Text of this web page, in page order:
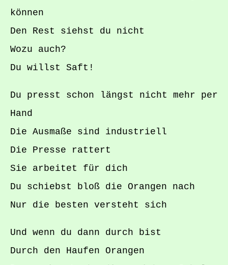
können
Den Rest siehst du nicht
Wozu auch?
Du willst Saft!
Du presst schon längst nicht mehr per
Hand
Die Ausmaße sind industriell
Die Presse rattert
Sie arbeitet für dich
Du schiebst bloß die Orangen nach
Nur die besten versteht sich
Und wenn du dann durch bist
Durch den Haufen Orangen